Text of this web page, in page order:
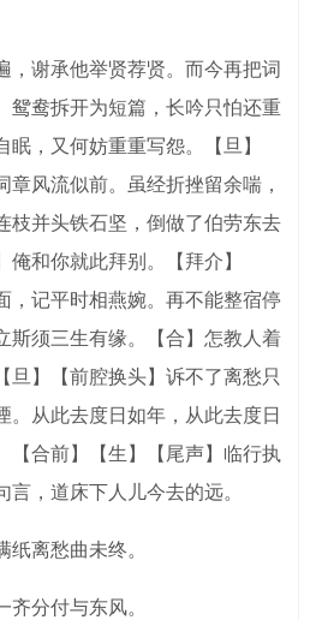
谢承他举贤荐贤。而今再把词
鸳鸯拆开为短篇，长吟只怕还重
，又何妨重重写怨。【旦】
章风流似前。虽经折挫留余喘，
枝并头铁石坚，倒做了伯劳东去
和你就此拜别。【拜介】
，记平时相燕婉。再不能整宿停
斯须三生有缘。【合】怎教人着
旦】【前腔换头】诉不了离愁只
。从此去度日如年，从此去度日
【合前】【生】【尾声】临行执
，道床下人儿今去的远。
离愁曲未终。
分付与东风。